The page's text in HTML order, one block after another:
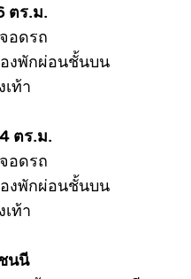
ตร.ม.
อดรถ
งพักผ่อนชั้นบน
ท้า
ตร.ม.
อดรถ
งพักผ่อนชั้นบน
ท้า
นนี